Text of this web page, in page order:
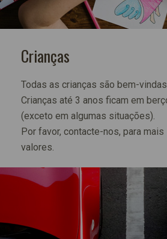
Crianças
Todas as crianças são bem-
Crianças até 3 anos ficam em
(exceto em algumas situações).
Por favor, contacte-nos, para
valores.